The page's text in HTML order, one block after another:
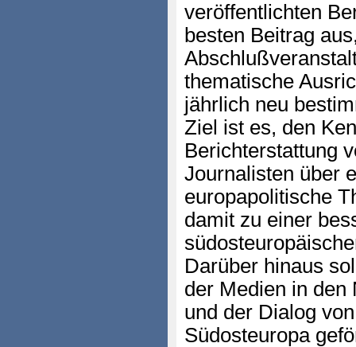
veröffentlichten
besten Beitrag
thematische
jährlich neu
Ziel ist es, den
Berichterstattung
Journalisten über
europapolitische
damit zu einer
Darüber hinaus
der Medien in den
und der Dialog
Südosteuropa